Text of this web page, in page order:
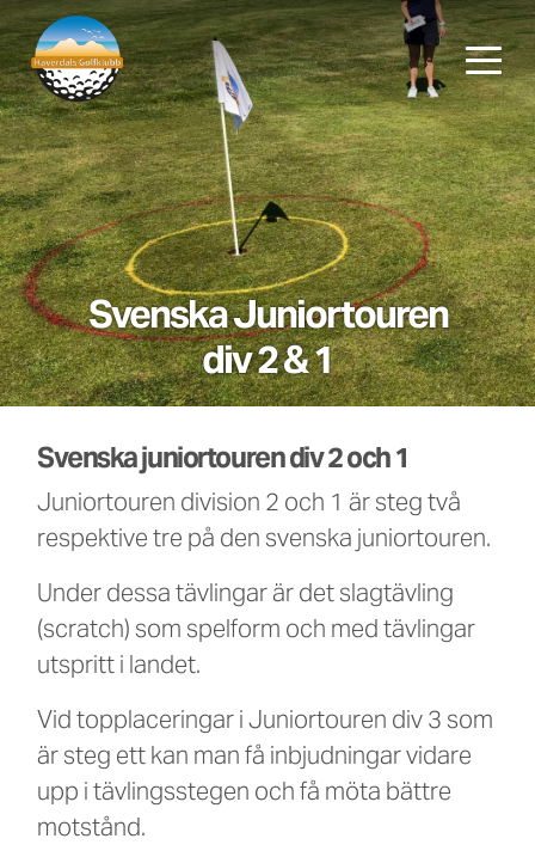
Svenska Juniortouren
div 2 & 1
Svenska juniortouren div 2 och 1
Juniortouren division 2 och 1 är steg två
respektive tre på den svenska juniortouren.
Under dessa tävlingar är det slagtävling
(scratch) som spelform och med tävlingar
utspritt i landet.
Vid topplaceringar i Juniortouren div 3 som
är steg ett kan man få inbjudningar vidare
upp i tävlingsstegen och få möta bättre
motstånd.